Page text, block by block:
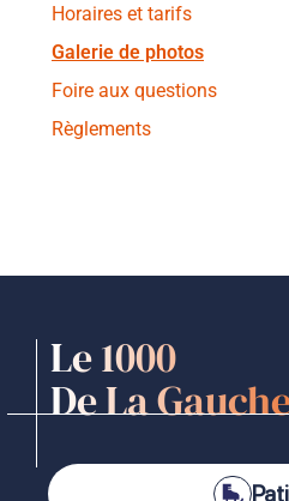
Horaires et tarifs
Galerie de photos
Foire aux questions
Règlements
Le 1000
De La